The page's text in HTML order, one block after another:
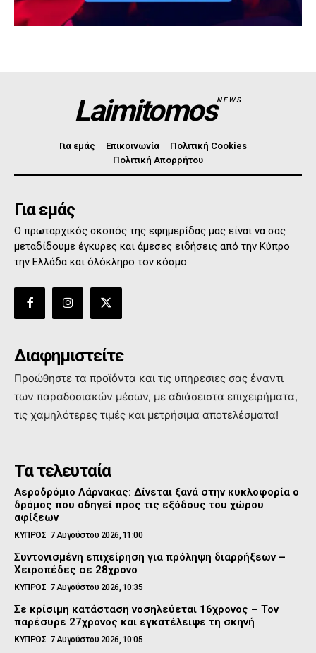
LaimitomosNEWS
Για εμάς Επικοινωνία
Πολιτική Cookies
Πολιτική Απορρήτου
Για εμάς
Ο πρωταρχικός σκοπός της εφημερίδας μας είναι να σας
μεταδίδουμε έγκυρες και άμεσες ειδήσεις από την Κύπρο
την Ελλάδα και όλόκληρο τον κόσμο.
Διαφημιστείτε
Προώθηστε τα προϊόντα και τις υπηρεσιες σας έναντι
των παραδοσιακών μέσων, με αδιάσειστα επιχειρήματα,
τις χαμηλότερες τιμές και μετρήσιμα αποτελέσματα!
Τα τελευταία
Αεροδρόμιο Λάρνακας: Δίνεται ξανά στην κυκλοφορία ο
δρόμος που οδηγεί προς τις εξόδους του χώρου
αφίξεων
ΚΥΠΡΟΣ 7 Αυγούστου 2026, 11:00
Συντονισμένη επιχείρηση για πρόληψη διαρρήξεων –
Χειροπέδες σε 28χρονο
ΚΥΠΡΟΣ 7 Αυγούστου 2026, 10:35
Σε κρίσιμη κατάσταση νοσηλεύεται 16χρονος – Τον
παρέσυρε 27χρονος και εγκατέλειψε τη σκηνή
ΚΥΠΡΟΣ 7 Αυγούστου 2026, 10:05